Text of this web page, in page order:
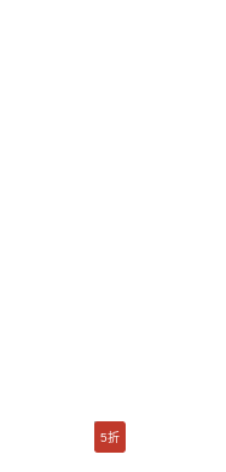
5折